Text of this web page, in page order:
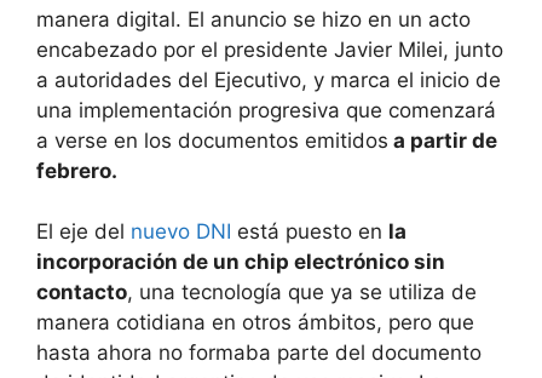
manera digital. El anuncio se hizo en un acto
encabezado por el presidente Javier Milei, junto
a autoridades del Ejecutivo, y marca el inicio de
una implementación progresiva que comenzará
a verse en los documentos emitidos a partir de
febrero.
El eje del nuevo DNI está puesto en la
incorporación de un chip electrónico sin
contacto, una tecnología que ya se utiliza de
manera cotidiana en otros ámbitos, pero que
hasta ahora no formaba parte del documento